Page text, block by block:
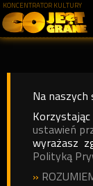
KONCENTRATOR KULTURY
Na
ustawień
wyrażasz
Polityką
»